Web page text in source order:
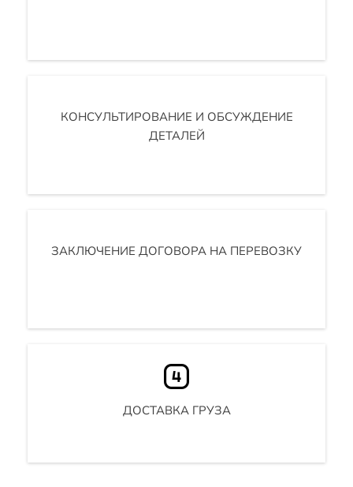
КОНСУЛЬТИРОВАНИЕ И ОБСУЖДЕНИЕ
ДЕТАЛЕЙ
ЗАКЛЮЧЕНИЕ ДОГОВОРА НА ПЕРЕВОЗКУ
ДОСТАВКА ГРУЗА